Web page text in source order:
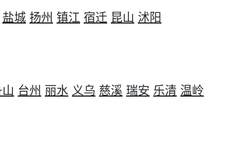
盐城 扬州 镇江 宿迁 昆山 沭阳
台州 丽水 义乌 慈溪 瑞安 乐清 温岭